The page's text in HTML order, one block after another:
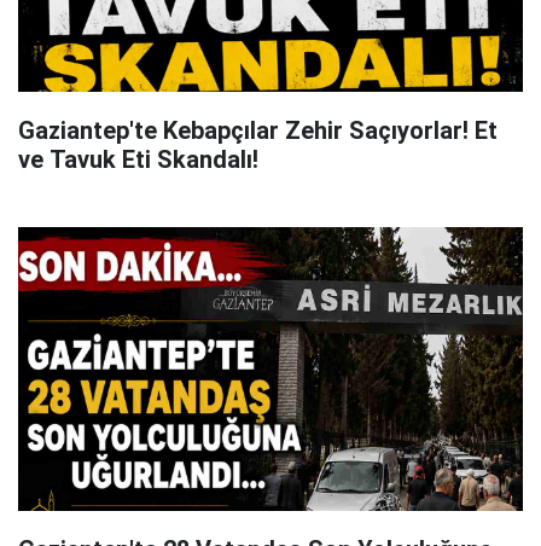
Gaziantep'te Kebapçılar Zehir Saçıyorlar! Et
ve Tavuk Eti Skandalı!